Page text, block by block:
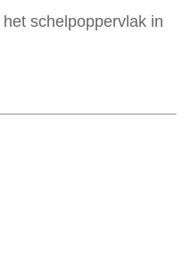
schelpoppervlak in